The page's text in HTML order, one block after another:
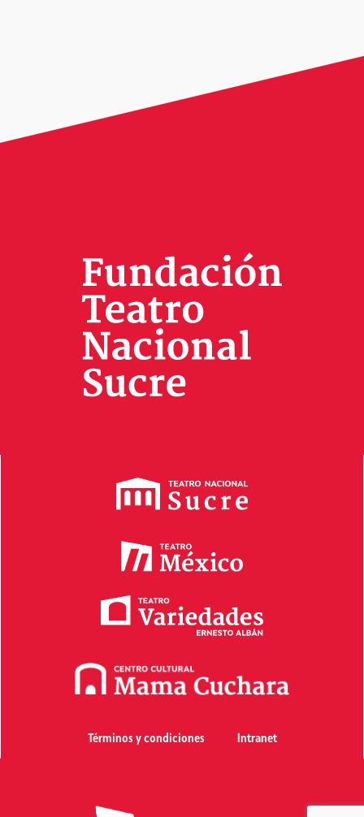
Términos y condiciones Intranet